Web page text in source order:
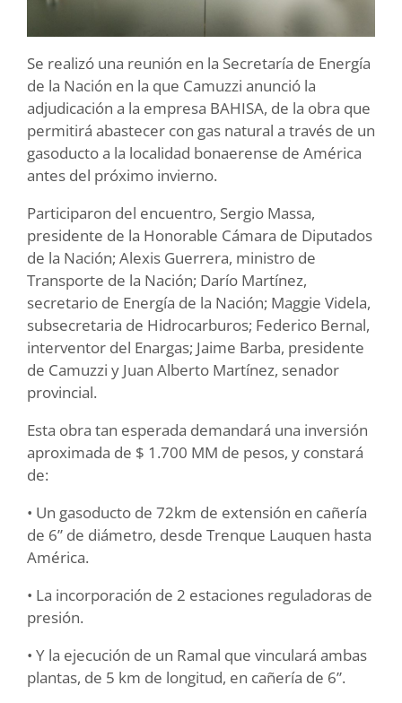
Se realizó una reunión en la Secretaría de Energía
de la Nación en la que Camuzzi anunció la
adjudicación a la empresa BAHISA, de la obra que
permitirá abastecer con gas natural a través de un
gasoducto a la localidad bonaerense de América
antes del próximo invierno.
Participaron del encuentro, Sergio Massa,
presidente de la Honorable Cámara de Diputados
de la Nación; Alexis Guerrera, ministro de
Transporte de la Nación; Darío Martínez,
secretario de Energía de la Nación; Maggie Videla,
subsecretaria de Hidrocarburos; Federico Bernal,
interventor del Enargas; Jaime Barba, presidente
de Camuzzi y Juan Alberto Martínez, senador
provincial.
Esta obra tan esperada demandará una inversión
aproximada de $ 1.700 MM de pesos, y constará
de:
• Un gasoducto de 72km de extensión en cañería
de 6” de diámetro, desde Trenque Lauquen hasta
América.
• La incorporación de 2 estaciones reguladoras de
presión.
• Y la ejecución de un Ramal que vinculará ambas
plantas, de 5 km de longitud, en cañería de 6”.